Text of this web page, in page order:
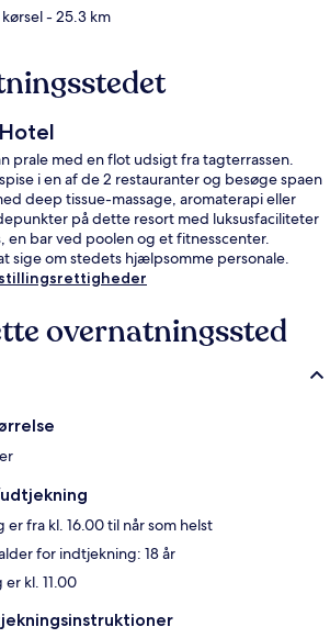
- 25.3 km
prale med en flot udsigt fra tagterrassen.
i en af de 2 restauranter og besøge spaen
deep tissue-massage, aromaterapi eller
på dette resort med luksusfaciliteter
bar ved poolen og et fitnesscenter.
sige om stedets hjælpsomme personale.
overnatningssted
er fra kl. 16.00 til når som helst
for indtjekning: 18 år
kl. 11.00